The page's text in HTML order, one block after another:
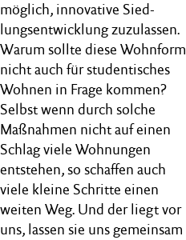
möglich, innovative Sied-
lungsentwicklung zuzulassen.
Warum sollte diese Wohnform
nicht auch für studentisches
Wohnen in Frage kommen?
Selbst wenn durch solche
Maßnahmen nicht auf einen
Schlag viele Wohnungen
entstehen, so schaffen auch
viele kleine Schritte einen
weiten Weg. Und der liegt vor
uns, lassen sie uns gemeinsam